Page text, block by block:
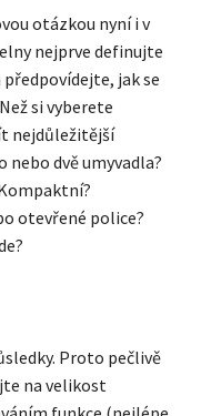
otázkou nyní i v
nejprve definujte
jak se
si vyberete
nejdůležitější
nebo dvě umyvadla?
otevřené police?
Proto pečlivě
na velikost